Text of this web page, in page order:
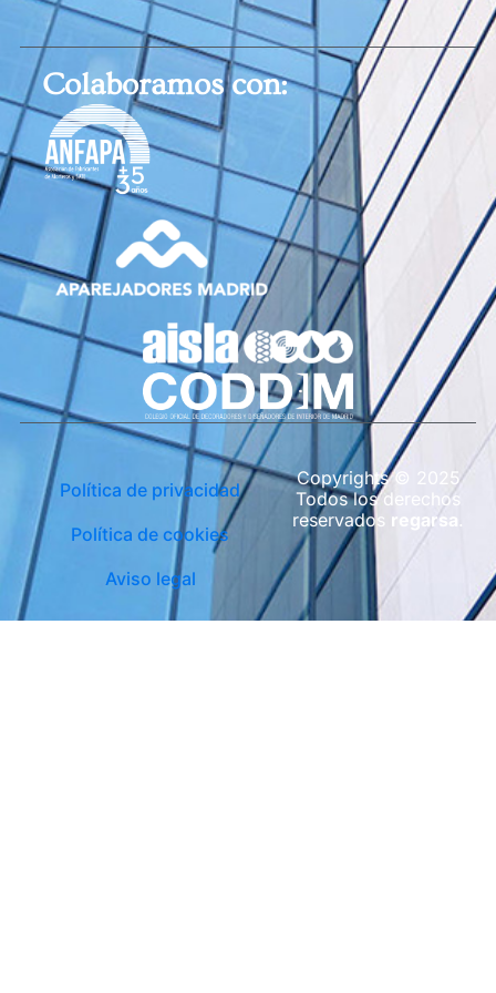
Colaboramos con:
Política de privacidad
Política de cookies
Aviso legal
Copyrights © 2025
Todos los derechos
reservados regarsa .